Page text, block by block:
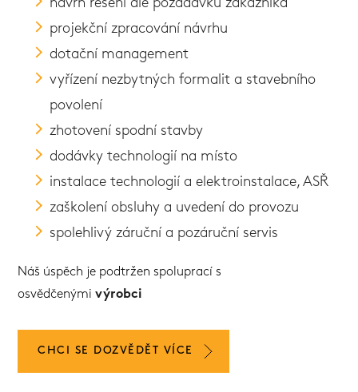
návrh řešení dle požadavků zákazníka
projekční zpracování návrhu
dotační management
vyřízení nezbytných formalit a stavebního
povolení
zhotovení spodní stavby
dodávky technologií na místo
instalace technologií a elektroinstalace, ASŘ
zaškolení obsluhy a uvedení do provozu
spolehlivý záruční a pozáruční servis
Náš úspěch je podtržen spoluprací s
osvědčenýmivýrobci
CHCI SE DOZVĚDĚT VÍCE